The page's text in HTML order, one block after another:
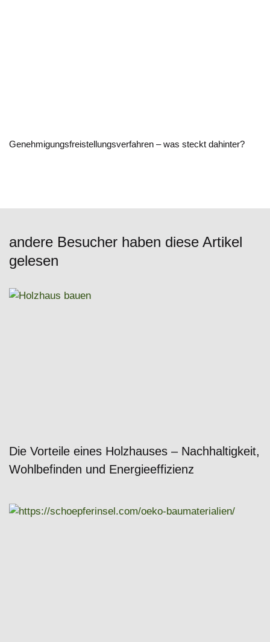
Genehmigungsfreistellungsverfahren – was steckt dahinter?
andere Besucher haben diese Artikel
gelesen
Die Vorteile eines Holzhauses – Nachhaltigkeit,
Wohlbefinden und Energieeffizienz